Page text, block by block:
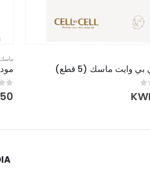
وايت ماسك (5 قطع)
ماسك
0
out of 5